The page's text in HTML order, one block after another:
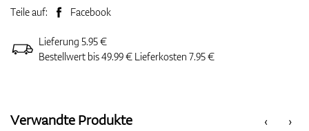
Teile auf: Facebook
Lieferung 5.95 €
Bestellwert bis 49.99 € Lieferkosten 7.95 €
‹
Verwandte Produkte ›